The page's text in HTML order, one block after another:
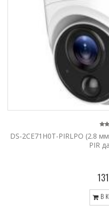
DS-2CE71H0T-PIRLPO (2.8
PIR
В